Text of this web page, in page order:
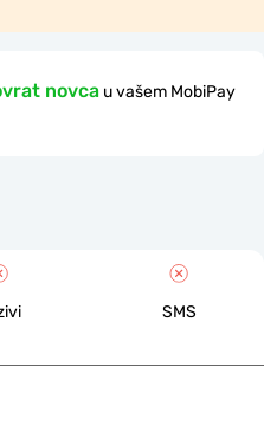
novca u vašem MobiPay
SMS